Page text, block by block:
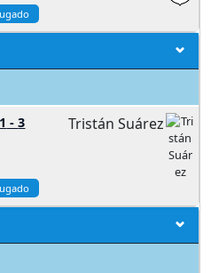
1 -3 Tristán Suárez